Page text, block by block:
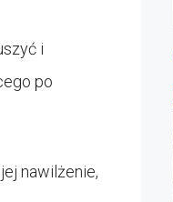
i
po
nawilżenie,